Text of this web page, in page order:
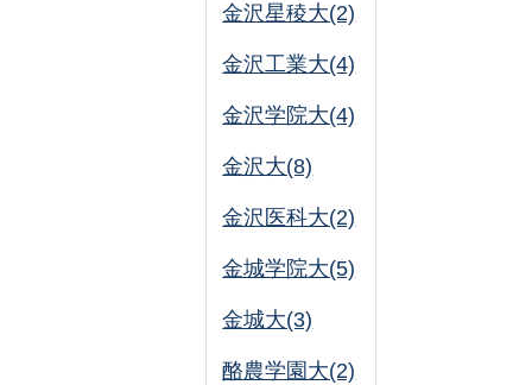
金沢星稜大(2)
金沢工業大(4)
金沢学院大(4)
金沢大(8)
金沢医科大(2)
金城学院大(5)
金城大(3)
酪農学園大(2)